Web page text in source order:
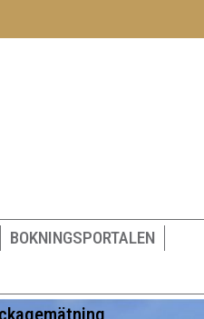
BOKNINGSPORTALEN